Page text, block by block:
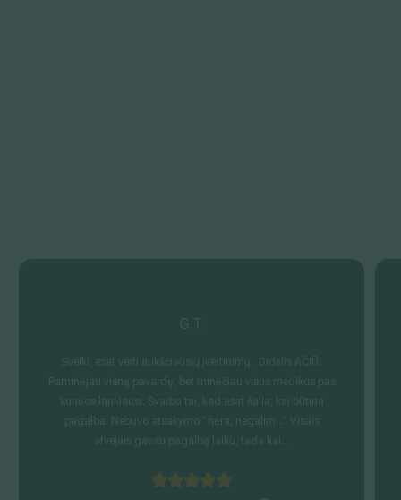
G.T.
Sveiki, esat verti aukščiausių įvertinimų . Didelis AČIŪ.
Paminėjau vieną pavardę, bet minėčiau visus medikus pas
kuriuos lankiausi. Svarbu tai, kad esat šalia, kai būtina
pagalba. Nebuvo atsakymo ' nėra, negalim..." Visais
atvejais gavau pagalbą laiku, tada kai...